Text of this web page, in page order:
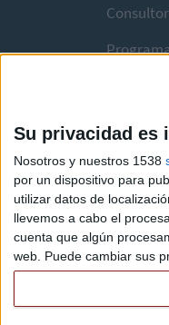
Su privacidad es
Nosotros y nuestros 1538
por un dispositivo para
utilizar datos de
llevemos a cabo el
cuenta que algún
web. Puede cambiar sus